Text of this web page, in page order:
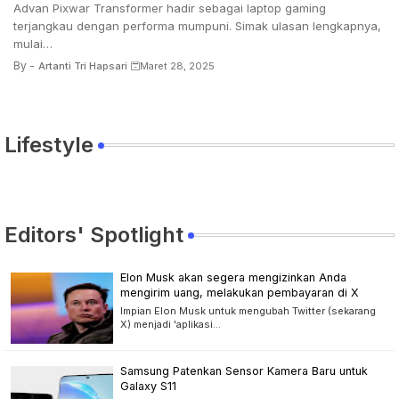
Advan Pixwar Transformer hadir sebagai laptop gaming
terjangkau dengan performa mumpuni. Simak ulasan lengkapnya,
mulai…
By - Artanti Tri Hapsari Maret 28, 2025
Lifestyle
Editors' Spotlight
Elon Musk akan segera mengizinkan Anda
mengirim uang, melakukan pembayaran di X
Impian Elon Musk untuk mengubah Twitter (sekarang
X) menjadi 'aplikasi…
Samsung Patenkan Sensor Kamera Baru untuk
Galaxy S11